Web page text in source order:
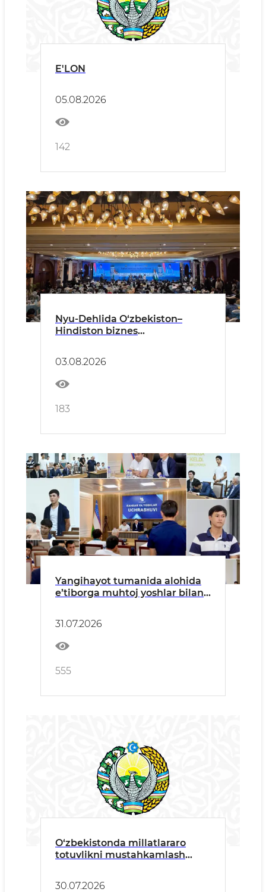
E'LON
05.08.2026
142
Nyu-Dehlida O‘zbekiston–
Hindiston biznes
03.08.2026
183
Yangihayot tumanida alohida
e’tiborga muhtoj yoshlar bilan
31.07.2026
555
O‘zbekistonda millatlararo
totuvlikni mustahkamlash
30.07.2026